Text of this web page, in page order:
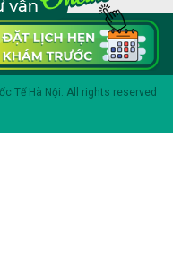
Tế Hà Nội. All rights reserved